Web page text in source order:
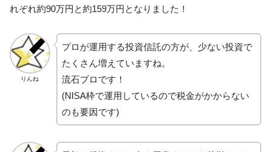
れぞれ約90万円と約159万円となりました！
りんね
プロが運用する投資信託の方が、少ない投資で
たくさん増えていますね。
流石プロです！
(NISA枠で運用しているので税金がかからない
のも要因です)